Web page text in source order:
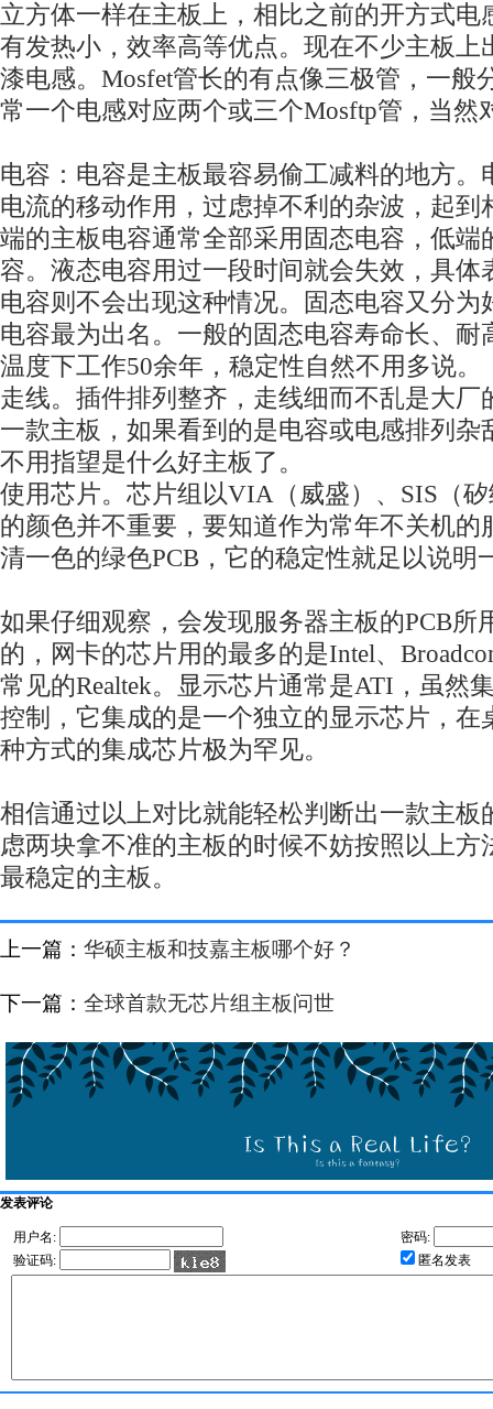
立方体一样在主板上，相比之前的开方式电
有发热小，效率高等优点。现在不少主板上
漆电感。Mosfet管长的有点像三极管，一般
常一个电感对应两个或三个Mosftp管，当然
电容：电容是主板最容易偷工减料的地方。
电流的移动作用，过虑掉不利的杂波，起到
端的主板电容通常全部采用固态电容，低端
容。液态电容用过一段时间就会失效，具体
电容则不会出现这种情况。固态电容又分为
电容最为出名。一般的固态电容寿命长、耐
温度下工作50余年，稳定性自然不用多说。
走线。插件排列整齐，走线细而不乱是大厂
一款主板，如果看到的是电容或电感排列杂
不用指望是什么好主板了。
使用芯片。芯片组以VIA（威盛）、SIS（
的颜色并不重要，要知道作为常年不关机的
清一色的绿色PCB，它的稳定性就足以说明
如果仔细观察，会发现服务器主板的PCB所
的，网卡的芯片用的最多的是Intel、
常见的Realtek。显示芯片通常是ATI，虽然
控制，它集成的是一个独立的显示芯片，在
种方式的集成芯片极为罕见。
相信通过以上对比就能轻松判断出一款主板
虑两块拿不准的主板的时候不妨按照以上方
最稳定的主板。
上一篇： 华硕主板和技嘉主板哪个好？
下一篇： 全球首款无芯片组主板问世
发表评论
用户名:
密码:
验证码:
匿名发表